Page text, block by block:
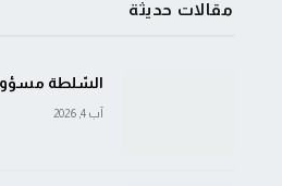
مقالات حديثة
السّلطة
آب 4, 2026